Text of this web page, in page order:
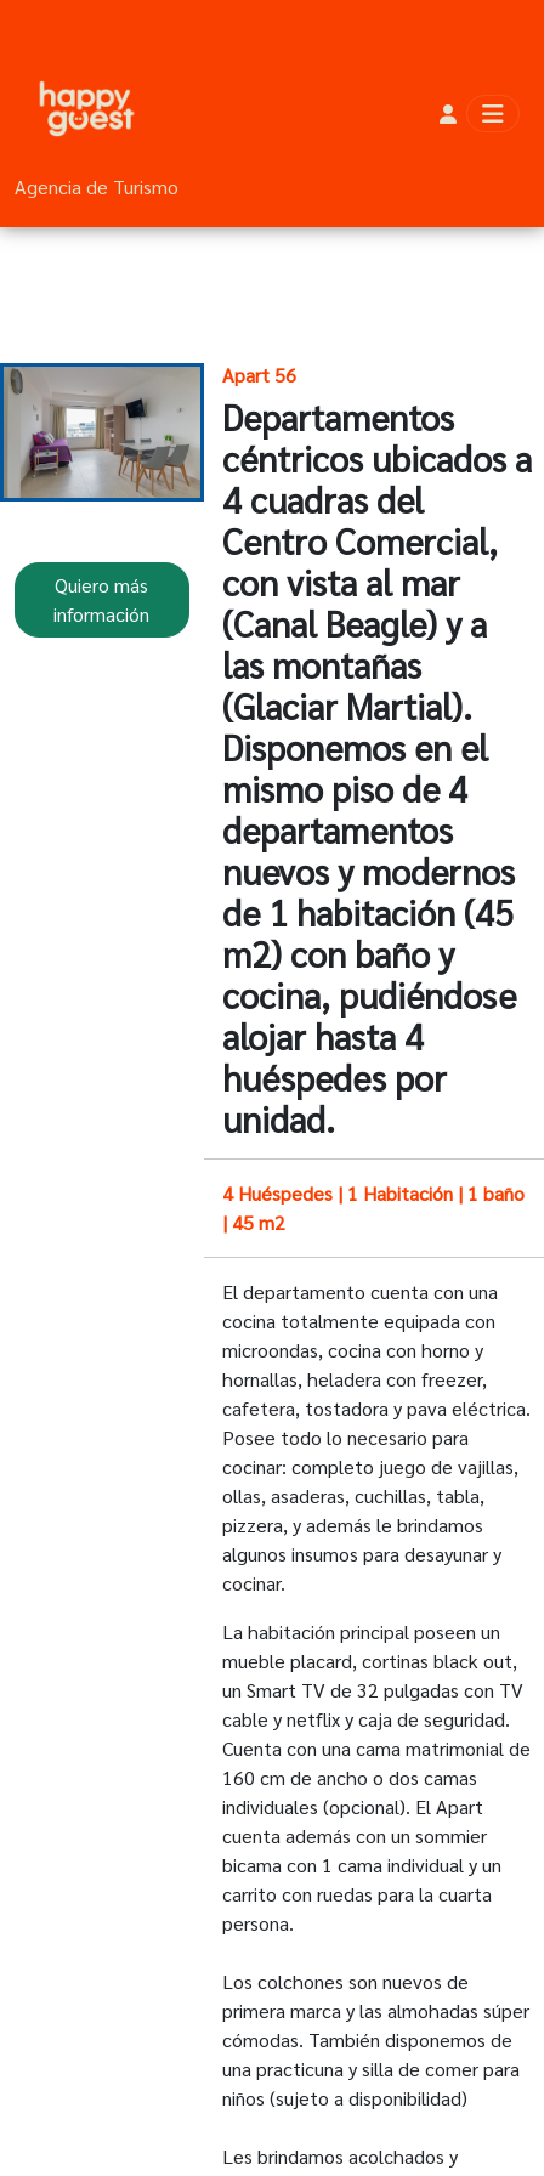
Agencia de Turismo
Quiero más
información
Apart 56
Departamentos
céntricos ubicados a
4 cuadras del
Centro Comercial,
con vista al mar
(Canal Beagle) y a
las montañas
(Glaciar Martial).
Disponemos en el
mismo piso de 4
departamentos
nuevos y modernos
de 1 habitación (45
m2) con baño y
cocina, pudiéndose
alojar hasta 4
huéspedes por
unidad.
4 Huéspedes | 1 Habitación | 1 baño
| 45 m2
El departamento cuenta con una
cocina totalmente equipada con
microondas, cocina con horno y
hornallas, heladera con freezer,
cafetera, tostadora y pava eléctrica.
Posee todo lo necesario para
cocinar: completo juego de vajillas,
ollas, asaderas, cuchillas, tabla,
pizzera, y además le brindamos
algunos insumos para desayunar y
cocinar.
La habitación principal poseen un
mueble placard, cortinas black out,
un Smart TV de 32 pulgadas con TV
cable y netflix y caja de seguridad.
Cuenta con una cama matrimonial de
160 cm de ancho o dos camas
individuales (opcional). El Apart
cuenta además con un sommier
bicama con 1 cama individual y un
carrito con ruedas para la cuarta
persona.
Los colchones son nuevos de
primera marca y las almohadas súper
cómodas. También disponemos de
una practicuna y silla de comer para
niños (sujeto a disponibilidad)
Les brindamos acolchados y